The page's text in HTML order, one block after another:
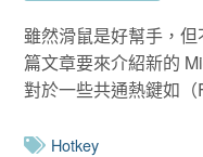
雖然滑鼠是好幫手，
篇文章要來介紹新的
對於一些共通熱鍵如
Hotkey